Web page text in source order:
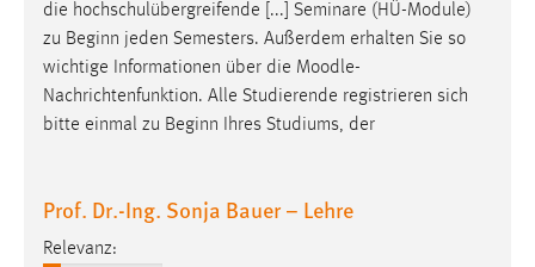
die hochschulübergreifende [...] Seminare (HÜ-Module)
zu Beginn jeden Semesters. Außerdem erhalten Sie so
wichtige Informationen über die Moodle-
Nachrichtenfunktion. Alle Studierende registrieren sich
bitte einmal zu Beginn Ihres Studiums, der
Prof. Dr.-Ing. Sonja Bauer – Lehre
Relevanz:
Zweck:
Wird benötigt um die Chatfunktion nutzen zu können.
Cookie Laufzeit:
MibewSessionID, mibew-chat-frame-style-
Login